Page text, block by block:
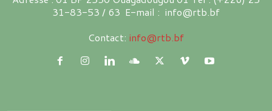
31-83-53 / 63 E-mail : info@rtb.bf
Contact: info@rtb.bf